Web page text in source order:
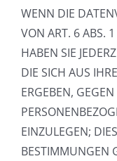
WENN DIE
VON ART. 6 ABS.
HABEN SIE
DIE SICH AUS
ERGEBEN,
EINZULEGEN;
BESTIMMUNGEN